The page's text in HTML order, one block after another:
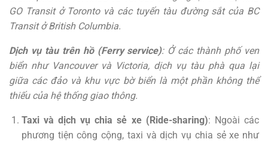
GO Transit ở Toronto và các tuyến tàu đường sắt của BC
Transit ở British Columbia.
Dịch vụ tàu trên hồ (Ferry service): Ở các thành phố ven
biển như Vancouver và Victoria, dịch vụ tàu phà qua lại
giữa các đảo và khu vực bờ biển là một phần không thể
thiếu của hệ thống giao thông.
Taxi và dịch vụ chia sẻ xe (Ride-sharing): Ngoài các
phương tiện công cộng, taxi và dịch vụ chia sẻ xe như